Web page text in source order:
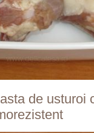
de usturoi